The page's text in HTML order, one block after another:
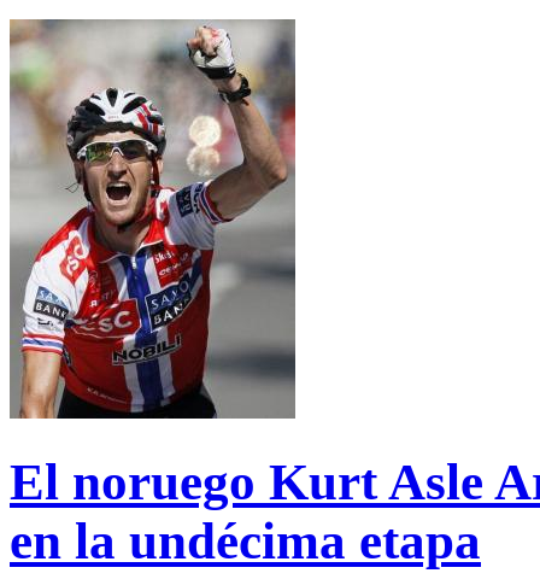
El noruego Kurt Asle
en la undécima etapa